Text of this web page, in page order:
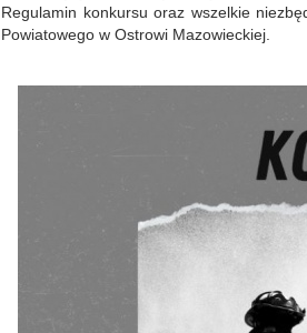
Regulamin konkursu oraz wszelkie
Powiatowego w Ostrowi Mazowieckiej.